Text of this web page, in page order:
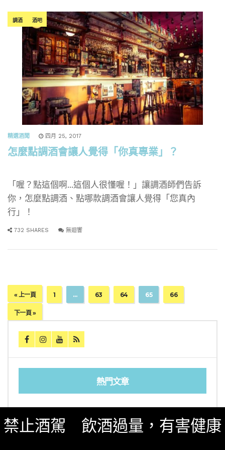
調酒 酒吧
精選酒聞 四月 25, 2017
怎麼點調酒會讓人覺得「你真專業」？
「喔？點這個啊...這個人很懂喔！」讓調酒師們告訴
你，怎麼點調酒、點哪款調酒會讓人覺得「您真內
行」！
732 SHARES 無迴響
« 上一頁 1 … 63 64 65 66
下一頁 »
熱門文章
CP值清酒吧（台北市中山區）
禁止酒駕 飲酒過量，有害健康